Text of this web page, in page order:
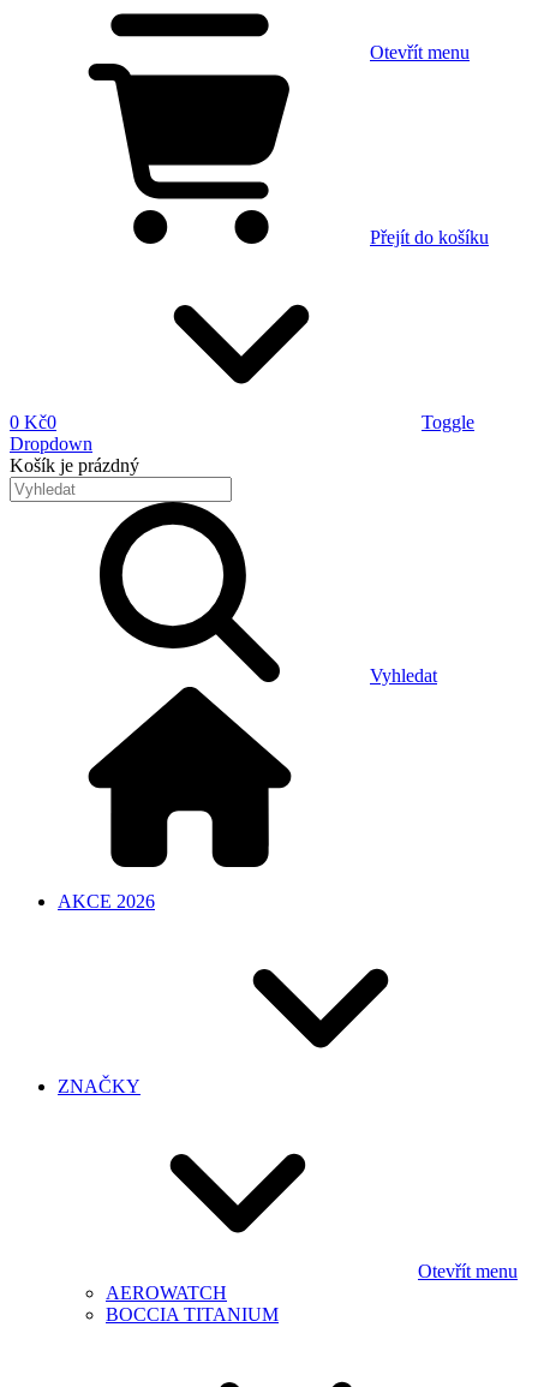
Otevřít menu
Přejít do košíku
0 Kč0
Toggle
Dropdown
Košík je prázdný
Vyhledat
AKCE 2026
ZNAČKY
Otevřít menu
AEROWATCH
BOCCIA TITANIUM